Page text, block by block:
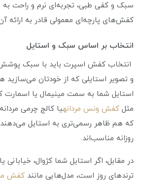
سبک و کفی طبی، تجربه‌ای نرم و راحت
کفش‌های پارچه‌ای معمولی قادر به ارائه
انتخاب بر اساس سبک و استایل
انتخاب کفش اسپرت باید با سبک
و تصویر استایلی که از خودتان می‌سازید
استایل شما به سمت مینیمال یا اسمارت‌
مثل کفش ونس مردانهیا کالج چرمی
که هم ظاهر رسمی‌تری به استایل می‌دهند
روزانه مناسب‌اند.
در مقابل، اگر استایل شما کژوال، خیابانی
ترندهای روز است، مدل‌هایی مانند کفش